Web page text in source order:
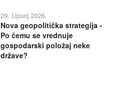
29. Lipanj 2026.
Nova geopolitička strategija -
Po čemu se vrednuje
gospodarski položaj neke
države?